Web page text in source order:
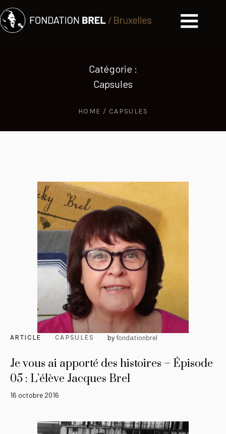
Catégorie :
Capsules
HOME / CAPSULES
ARTICLE CAPSULES by fondationbrel
Je vous ai apporté des histoires – Épisode
05 : L’élève Jacques Brel
16 octobre 2016